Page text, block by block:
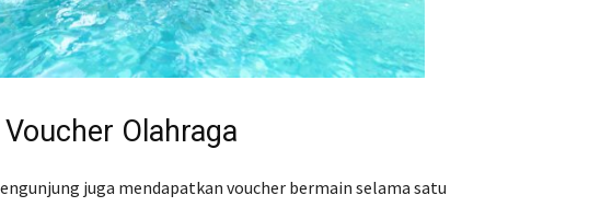
Olahraga
juga mendapatkan voucher bermain selama satu